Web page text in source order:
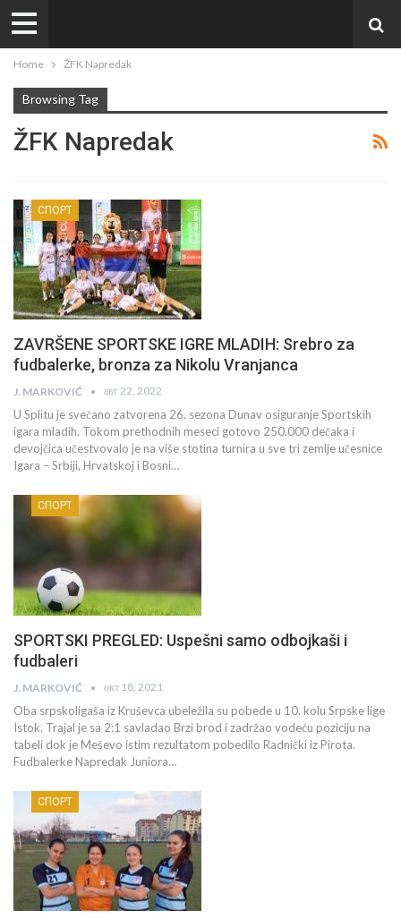
Home ŽFK Napredak
Browsing Tag
ŽFK Napredak
СПОРТ
ZAVRŠENE SPORTSKE IGRE MLADIH: Srebro za
fudbalerke, bronza za Nikolu Vranjanca
J. MARKOVIĆ авг 22, 2022
U Splitu je svečano zatvorena 26. sezona Dunav osiguranje Sportskih
igara mladih. Tokom prethodnih meseci gotovo 250.000 dečaka i
devojčica učestvovalo je na više stotina turnira u sve tri zemlje učesnice
Igara – Srbiji, Hrvatskoj i Bosni…
СПОРТ
SPORTSKI PREGLED: Uspešni samo odbojkaši i
fudbaleri
J. MARKOVIĆ окт 18, 2021
Oba srpskoligaša iz Kruševca ubeležila su pobede u 10. kolu Srpske lige
Istok. Trajal je sa 2:1 savladao Brzi brod i zadržao vodeću poziciju na
tabeli dok je Meševo istim rezultatom pobedilo Radnički iz Pirota.
Fudbalerke Napredak Juniora…
СПОРТ